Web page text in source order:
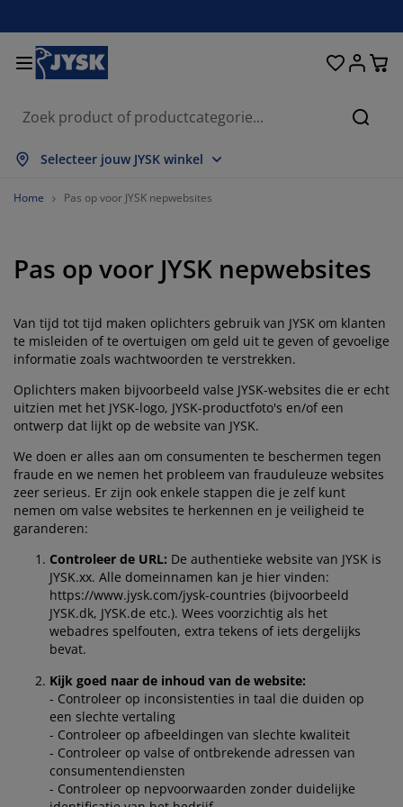
Selecteer jouw JYSK winkel
Slaapkamer
weergeven
Bedden en matrassen
weergeven
weergeven
strijken
weergeven
Woonkamer
weergeven
meubelen
weergeven
Opbergsystemen
weergeven
opbergers
weergeven
opbergers
weergeven
en klaar gordijn
weergeven
Woondecoratie
weergeven
op de tafel
aan de muur
strijken
Home Pas op voor JYSK nepwebsites
Pas op voor JYSK nepwebsites
Van tijd tot tijd maken oplichters gebruik van JYSK om klanten
te misleiden of te overtuigen om geld uit te geven of gevoelige
informatie zoals wachtwoorden te verstrekken.
Oplichters maken bijvoorbeeld valse JYSK-websites die er echt
uitzien met het JYSK-logo, JYSK-productfoto's en/of een
ontwerp dat lijkt op de website van JYSK.
We doen er alles aan om consumenten te beschermen tegen
fraude en we nemen het probleem van frauduleuze websites
zeer serieus. Er zijn ook enkele stappen die je zelf kunt
nemen om valse websites te herkennen en je veiligheid te
garanderen:
Controleer de URL: De authentieke website van JYSK is
JYSK.xx. Alle domeinnamen kan je hier vinden:
https://www.jysk.com/jysk-countries (bijvoorbeeld
JYSK.dk, JYSK.de etc.). Wees voorzichtig als het
webadres spelfouten, extra tekens of iets dergelijks
bevat.
Kijk goed naar de inhoud van de website:
- Controleer op inconsistenties in taal die duiden op
een slechte vertaling
- Controleer op afbeeldingen van slechte kwaliteit
- Controleer op valse of ontbrekende adressen van
consumentendiensten
- Controleer op nepvoorwaarden zonder duidelijke